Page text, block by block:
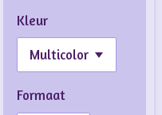
Kleur
Formaat